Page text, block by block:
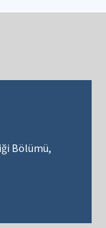
Bölümü,